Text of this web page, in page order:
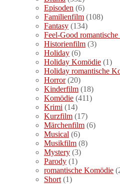
Episoden (6)
Familienfilm (108)
Fantasy (134)
Feel-Good
Historienfilm (3)
Holiday (6)
Holiday Komödie (1)
Holiday romantische
Horror(20)
Kinderfilm (18)
Komödie (411)
Krimi (14)
Kurzfilm (17)
Märchenfilm (6)
Musical (6)
Musikfilm (8)
Mystery (3)
Parody (1)
romantische Komödie
Short (1)